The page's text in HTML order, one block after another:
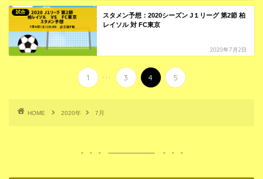
試合
スタメン予想：2020シーズン J１リーグ 第2節 柏
レイソル 対 FC東京
2020年7月2日
1 ... 3 4 5
HOME 2020年 7月